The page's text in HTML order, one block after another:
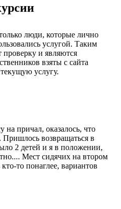
люди, которые лично
услугой. Таким
проверку и являются
взяты с сайта
услугу.
причал, оказалось, что
возвращаться в
2 детей и я в положении,
Мест сидячих на втором
то понаглее, вариантов